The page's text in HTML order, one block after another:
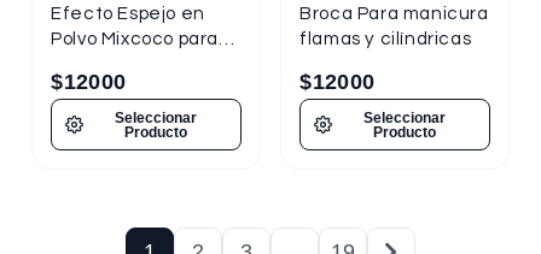
Efecto Espejo en
Polvo Mixcoco para
$12000
Seleccionar
Producto
Broca Para manicura
flamas y cilíndricas
$12000
Seleccionar
Producto